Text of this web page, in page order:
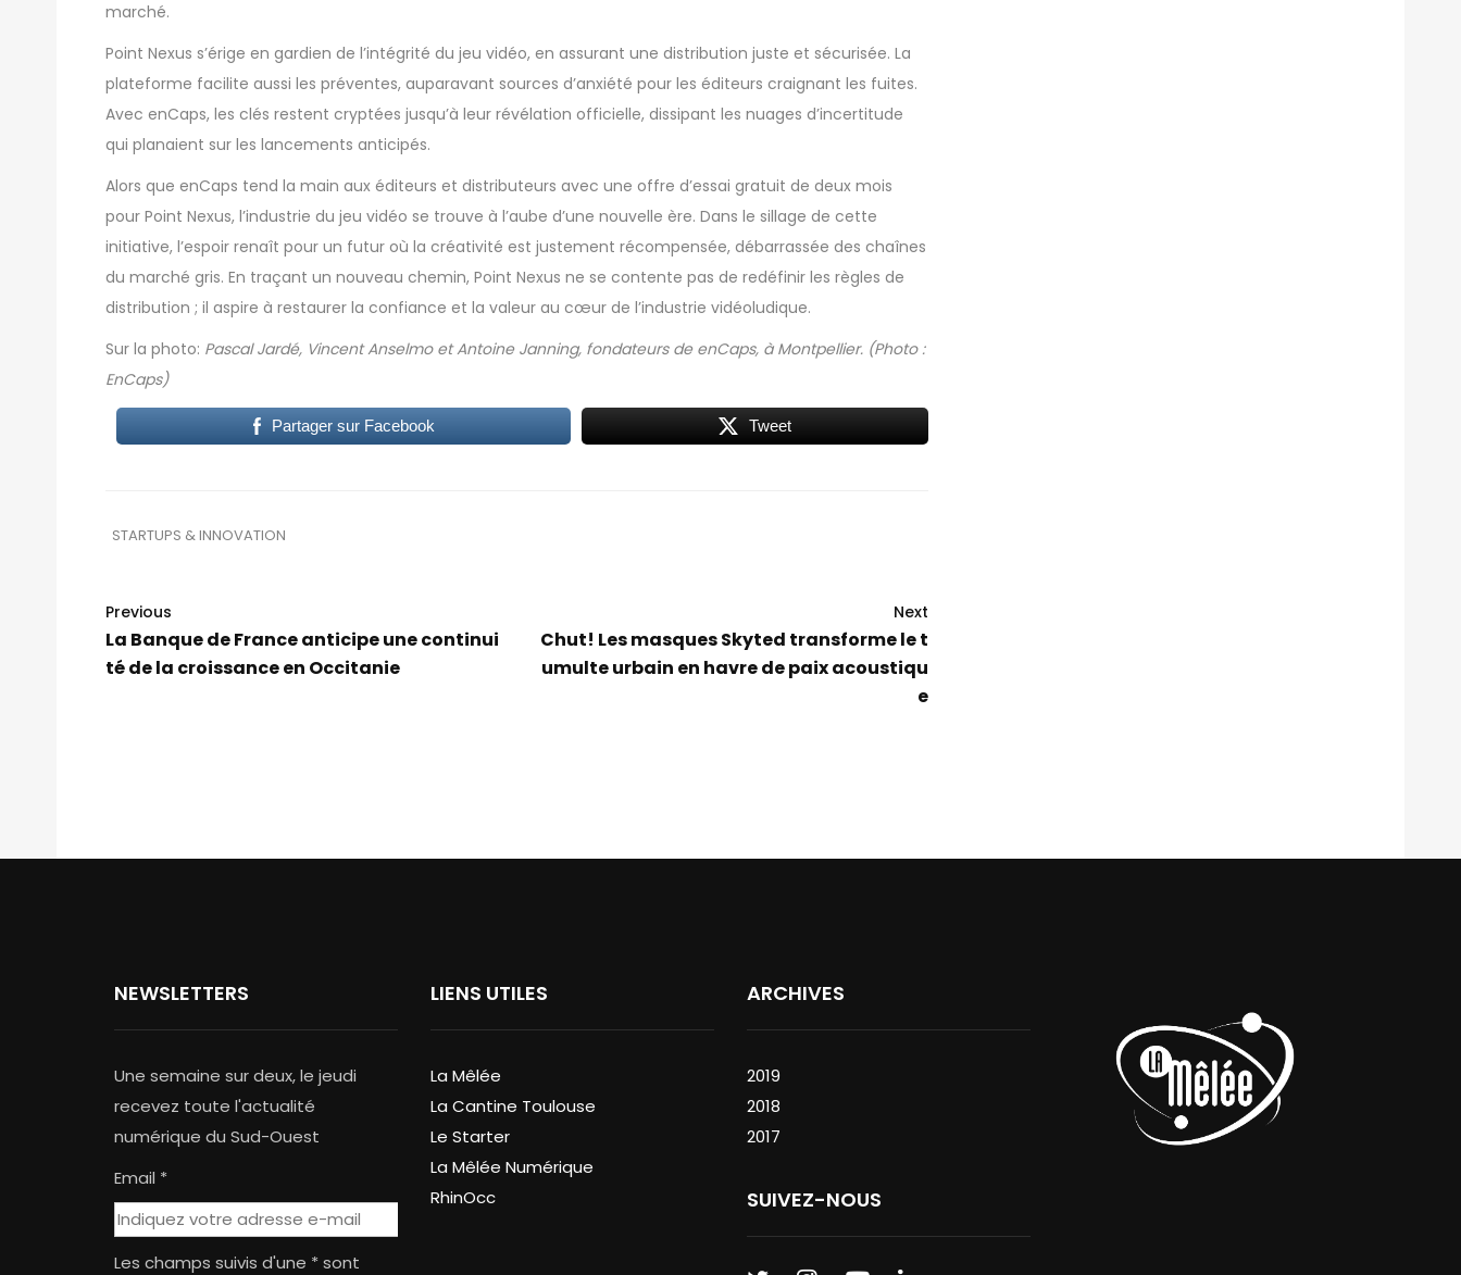
marché.
Point Nexus s’érige en gardien de l’intégrité du jeu vidéo, en assurant une distribution juste et sécurisée. La
plateforme facilite aussi les préventes, auparavant sources d’anxiété pour les éditeurs craignant les fuites.
Avec enCaps, les clés restent cryptées jusqu’à leur révélation officielle, dissipant les nuages d’incertitude
qui planaient sur les lancements anticipés.
Alors que enCaps tend la main aux éditeurs et distributeurs avec une offre d’essai gratuit de deux mois
pour Point Nexus, l’industrie du jeu vidéo se trouve à l’aube d’une nouvelle ère. Dans le sillage de cette
initiative, l’espoir renaît pour un futur où la créativité est justement récompensée, débarrassée des chaînes
du marché gris. En traçant un nouveau chemin, Point Nexus ne se contente pas de redéfinir les règles de
distribution ; il aspire à restaurer la confiance et la valeur au cœur de l’industrie vidéoludique.
Sur la photo: Pascal Jardé, Vincent Anselmo et Antoine Janning, fondateurs de enCaps, à Montpellier. (Photo :
EnCaps)
Partager sur Facebook Tweet
STARTUPS & INNOVATION
Previous
La Banque de France anticipe une continui
té de la croissance en Occitanie
Next
Chut! Les masques Skyted transforme le t
umulte urbain en havre de paix acoustiqu
e
NEWSLETTERS
Une semaine sur deux, le jeudi
recevez toute l'actualité
numérique du Sud-Ouest
Email *
Les champs suivis d'une * sont
LIENS UTILES
La Mêlée
La Cantine Toulouse
Le Starter
La Mêlée Numérique
RhinOcc
ARCHIVES
2019
2018
2017
SUIVEZ-NOUS